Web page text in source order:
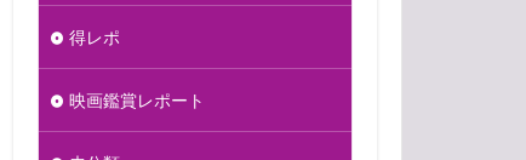
得レポ
映画鑑賞レポート